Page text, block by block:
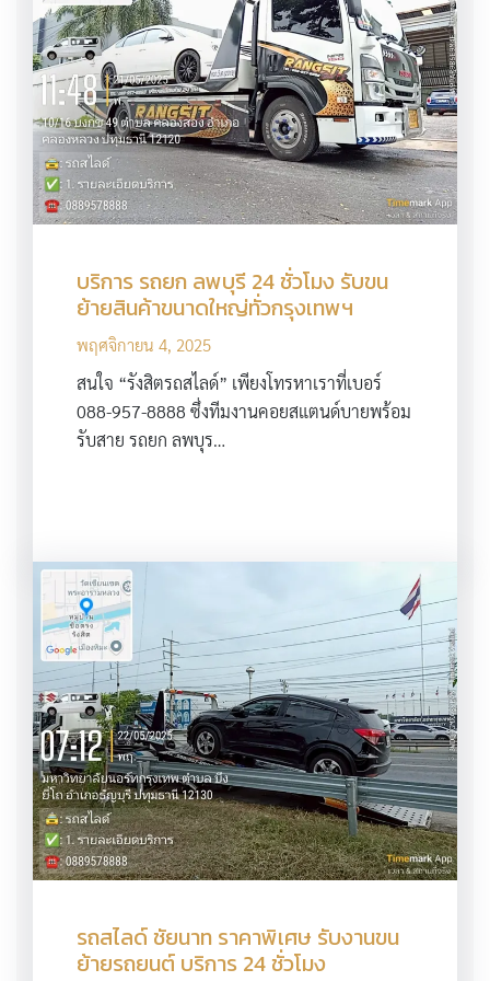
บริการ รถยก ลพบุรี 24 ชั่วโมง รับขน
ย้ายสินค้าขนาดใหญ่ทั่วกรุงเทพฯ
พฤศจิกายน 4, 2025
สนใจ “รังสิตรถสไลด์” เพียงโทรหาเราที่เบอร์
088-957-8888 ซึ่งทีมงานคอยสแตนด์บายพร้อม
รับสาย รถยก ลพบุร…
รถสไลด์ ชัยนาท ราคาพิเศษ รับงานขน
ย้ายรถยนต์ บริการ 24 ชั่วโมง